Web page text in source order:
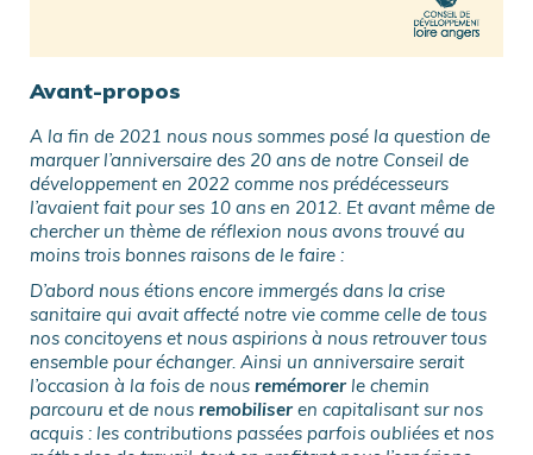
Avant-propos
A la fin de 2021 nous nous sommes posé la question de
marquer l’anniversaire des 20 ans de notre Conseil de
développement en 2022 comme nos prédécesseurs
l’avaient fait pour ses 10 ans en 2012. Et avant même de
chercher un thème de réflexion nous avons trouvé au
moins trois bonnes raisons de le faire :
D’abord nous étions encore immergés dans la crise
sanitaire qui avait affecté notre vie comme celle de tous
nos concitoyens et nous aspirions à nous retrouver tous
ensemble pour échanger. Ainsi un anniversaire serait
l’occasion à la fois de nous remémorerle chemin
parcouru et de nous remobiliseren capitalisant sur nos
acquis : les contributions passées parfois oubliées et nos